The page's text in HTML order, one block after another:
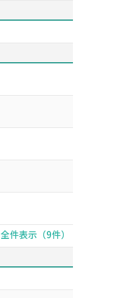
全件表示（9件）